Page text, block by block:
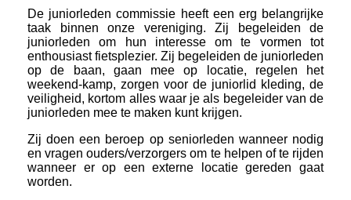
De juniorleden commissie heeft een erg belangrijke
taak binnen onze vereniging. Zij begeleiden de
juniorleden om hun interesse om te vormen tot
enthousiast fietsplezier. Zij begeleiden de juniorleden
op de baan, gaan mee op locatie, regelen het
weekend-kamp, zorgen voor de juniorlid kleding, de
veiligheid, kortom alles waar je als begeleider van de
juniorleden mee te maken kunt krijgen.
Zij doen een beroep op seniorleden wanneer nodig
en vragen ouders/verzorgers om te helpen of te rijden
wanneer er op een externe locatie gereden gaat
worden.